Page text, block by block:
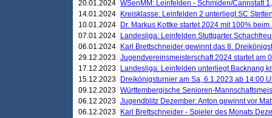
20.01.2024 WSenMM: Leinfelden - Schmiden/Cannstatt
14.01.2024
Kreisklasse: Leinfelden 2 unterliegt SC
10.01.2024
Dr. Markus Kottke startet 2024 mit 100%
07.01.2024
Landesliga: Leinfelden Stuttgarter
06.01.2024
Karl Brettschneider gewinnt das 8.
29.12.2023 Jugendvereinsmeisterschaft 2024 startet am
17.12.2023
Landesliga: Leinfelden unterliegt Backnang
15.12.2023
Dreikönigsturnier am Sa, 6.1.2023 ab 14:00
09.12.2023 Württembergische Senioren-
06.12.2023 Jugendblitz Dezember: Anton gewinnt vor
06.12.2023
Karl Brettschneider - Spieler des Monats